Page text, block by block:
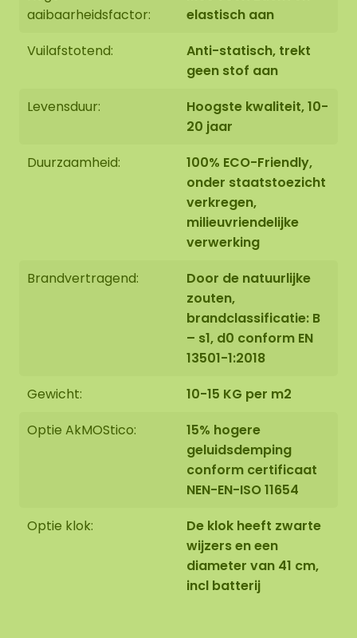
aaibaarheidsfactor:
elastisch aan
Vuilafstotend:
Anti-statisch, trekt
geen stof aan
Levensduur:
Hoogste kwaliteit, 10-
20 jaar
Duurzaamheid:
100% ECO-Friendly,
onder staatstoezicht
verkregen,
milieuvriendelijke
verwerking
Brandvertragend:
Door de natuurlijke
zouten,
brandclassificatie: B
– s1, d0 conform EN
13501-1:2018
Gewicht:
10-15 KG per m2
Optie AkMOStico:
15% hogere
geluidsdemping
conform certificaat
NEN-EN-ISO 11654
Optie klok:
De klok heeft zwarte
wijzers en een
diameter van 41 cm,
incl batterij